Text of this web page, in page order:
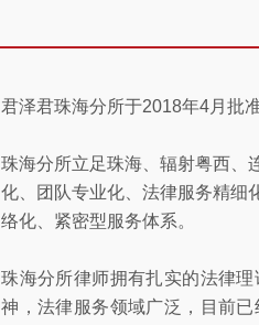
君泽君珠海分所于2018年4月批准
珠海分所立足珠海、辐射粤西、
化、团队专业化、法律服务精细
络化、紧密型服务体系。
珠海分所律师拥有扎实的法律
神，法律服务领域广泛，目前